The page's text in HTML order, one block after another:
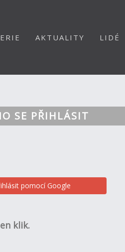
AKTUALITY LIDÉ
SE PŘIHLÁSIT
pomocí Google
klik.